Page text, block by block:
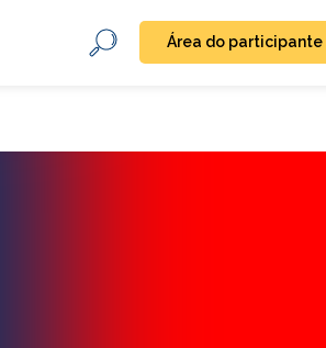
Área do participante